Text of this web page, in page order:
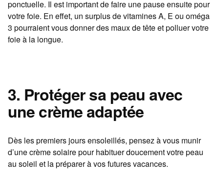
ponctuelle. Il est important de faire une pause ensuite pour
votre foie. En effet, un surplus de vitamines A, E ou oméga
3 pourraient vous donner des maux de tête et polluer votre
foie à la longue.
3. Protéger sa peau avec
une crème adaptée
Dès les premiers jours ensoleillés, pensez à vous munir
d’une crème solaire pour habituer doucement votre peau
au soleil et la préparer à vos futures vacances.